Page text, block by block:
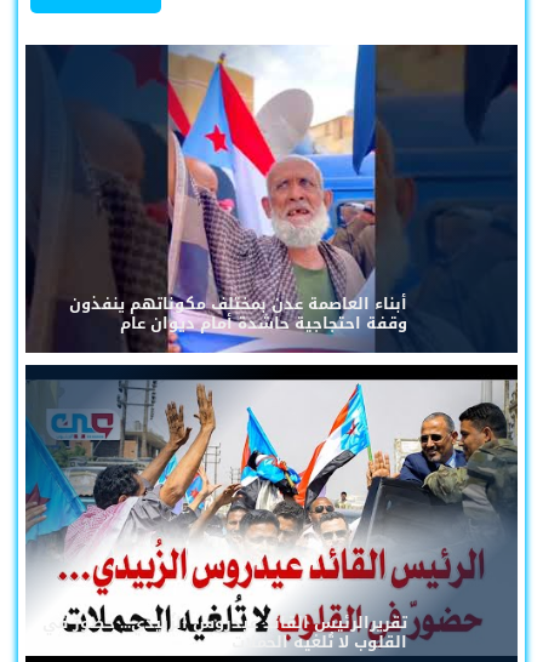
أبناء العاصمة عدن بمختلف مكوناتهم ينفذون
وقفة احتجاجية حاشدة أمام ديوان عام
تقريرالرئيس القائد عيدروس الزُبيدي... حضورٌ في
القلوب لا تُلغيه الحملات